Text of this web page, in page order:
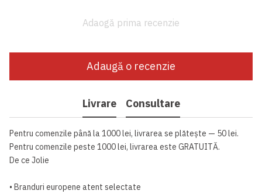
Adaogă prima recenzie
Adaugă o recenzie
Livrare Consultare
Pentru comenzile până la 1000 lei, livrarea se plătește — 50 lei.
Pentru comenzile peste 1000 lei, livrarea este GRATUITĂ.
De ce Jolie
• Branduri europene atent selectate